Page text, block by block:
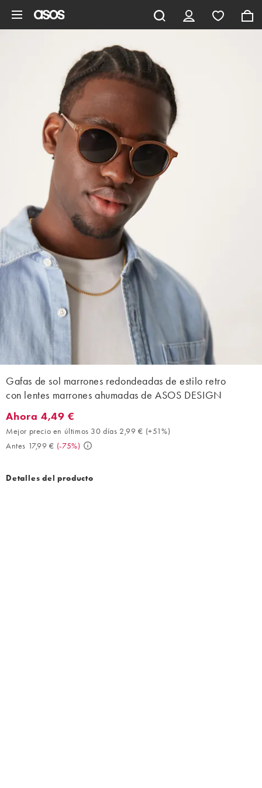
Gafas de sol marrones redondeadas de estilo retro
con lentes marrones ahumadas de ASOS DESIGN
Ahora 4,49 €. Mejor precio en últimos 30 días 2,99 € (+51%).
Ahora 4,49 €
Mejor precio en últimos 30 días 2,99 € (+51%)
Antes 17,99 € (-75%)
Detalles del producto